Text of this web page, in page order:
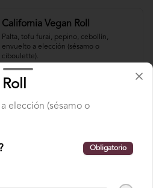
California Vegan Roll
Palta, tofu furai, pepino, cebollín,
envuelto a elección (sésamo o
ciboulette).
$7.900
Camarón y arroz envuelto en nori.
elección (sésamo o
Obligatorio